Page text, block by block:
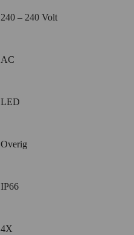
240 – 240 Volt
AC
LED
Overig
IP66
4X